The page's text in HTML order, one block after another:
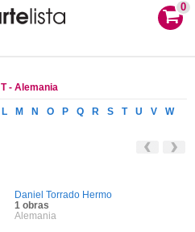
0
T - Alemania
L M N O P Q R S T U V
W
Daniel Torrado Hermo
1 obras
Alemania